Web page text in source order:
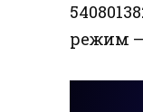
режим —